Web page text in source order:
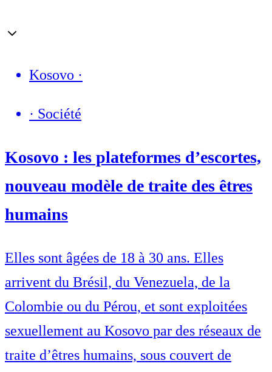
Kosovo ·
· Société
Kosovo : les plateformes d’escortes,
nouveau modèle de traite des êtres
humains
Elles sont âgées de 18 à 30 ans. Elles
arrivent du Brésil, du Venezuela, de la
Colombie ou du Pérou, et sont exploitées
sexuellement au Kosovo par des réseaux de
traite d’êtres humains, sous couvert de